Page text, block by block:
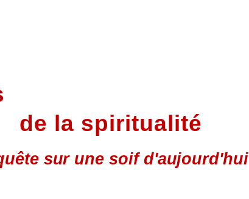
de la spiritualité
sur une soif d'aujourd'hui